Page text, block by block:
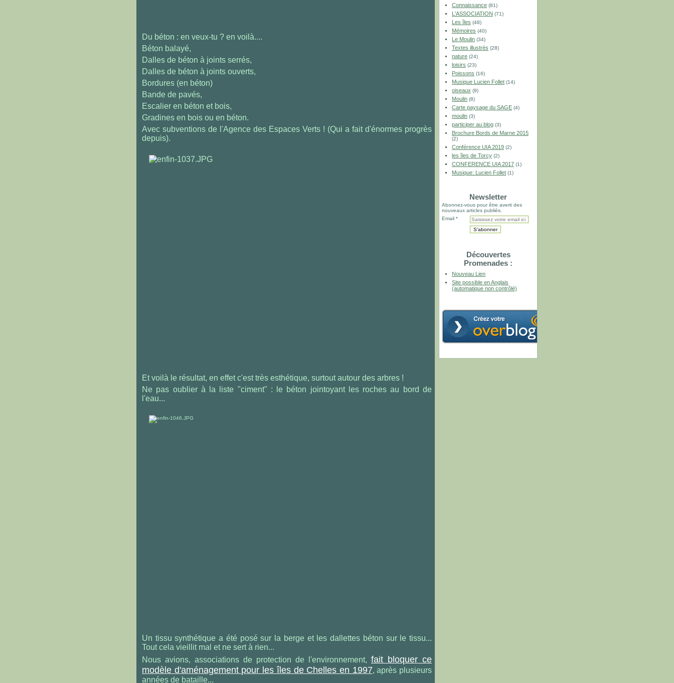
Du béton : en veux-tu ? en voilà....
Béton balayé,
Dalles de béton à joints serrés,
Dalles de béton à joints ouverts,
Bordures (en béton)
Bande de pavés,
Escalier en béton et bois,
Gradines en bois ou en béton.
Avec subventions de l'Agence des Espaces Verts ! (Qui a fait d'énormes progrès
depuis).
Et voilà le résultat, en effet c'est très esthétique, surtout autour des arbres !
Ne pas oublier à la liste "ciment" : le béton jointoyant les roches au bord de
l'eau...
Un tissu synthétique a été posé sur la berge et les dallettes béton sur le tissu...
Tout cela vieillit mal et ne sert à rien...
Nous avions, associations de protection de l'environnement, fait bloquer ce
modèle d'aménagement pour les îles de Chelles en 1997, après plusieurs
années de bataille...
Connaissance (81)
L'ASSOCIATION (71)
Les îles (48)
Mémoires (40)
Le Moulin (34)
Textes illustrés (28)
nature (24)
loisirs (23)
Poissons (16)
Musique Lucien Follet (14)
oiseaux (9)
Moulin (8)
Carte paysage du SAGE (4)
moulin (3)
participer au blog (3)
Brochure Bords de Marne 2015
(2)
Conférence UIA 2019 (2)
les îles de Torcy (2)
CONFERENCE UIA 2017 (1)
Musique: Lucien Follet (1)
Newsletter
Abonnez-vous pour être averti des
nouveaux articles publiés.
Email
Découvertes
Promenades :
Nouveau Lien
Site possible en Anglais
(automatique non contrôlé)